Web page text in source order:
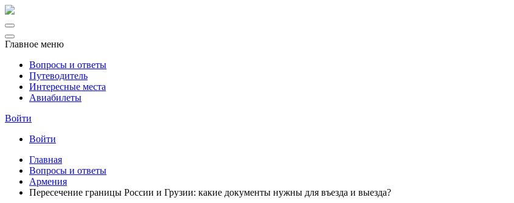
Главное меню
Вопросы и ответы
Путеводитель
Интересные места
Авиабилеты
Войти
Войти
Главная
Вопросы и ответы
Армения
Пересечение границы России и Грузии: какие документы нужны для въезда и выезда?